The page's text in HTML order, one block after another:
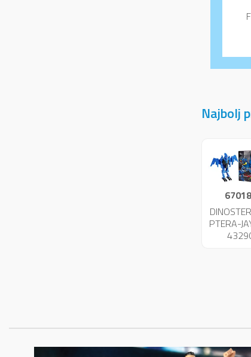
Najbolj
PTERA-